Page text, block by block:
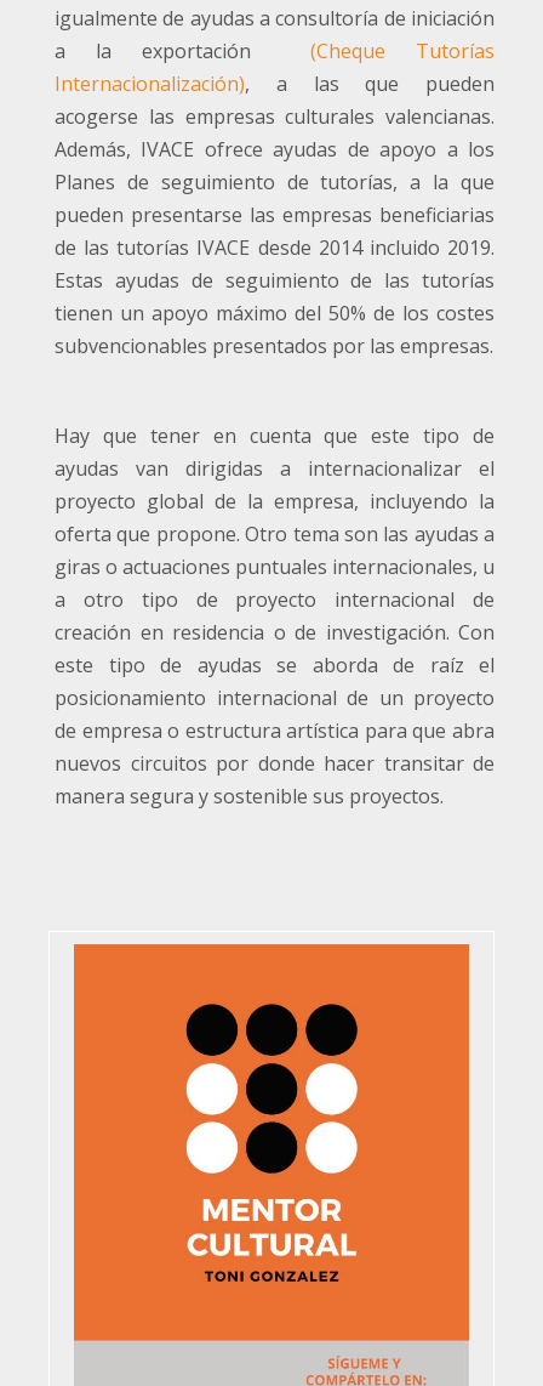
igualmente de ayudas a consultoría de iniciación
a la exportación(Cheque Tutorías
Internacionalización), a las que pueden
acogerse las empresas culturales valencianas.
Además, IVACE ofrece ayudas de apoyo a los
Planes de seguimiento de tutorías, a la que
pueden presentarse las empresas beneficiarias
de las tutorías IVACE desde 2014 incluido 2019.
Estas ayudas de seguimiento de las tutorías
tienen un apoyo máximo del 50% de los costes
subvencionables presentados por las empresas.
Hay que tener en cuenta que este tipo de
ayudas van dirigidas a internacionalizar el
proyecto global de la empresa, incluyendo la
oferta que propone. Otro tema son las ayudas a
giras o actuaciones puntuales internacionales, u
a otro tipo de proyecto internacional de
creación en residencia o de investigación. Con
este tipo de ayudas se aborda de raíz el
posicionamiento internacional de un proyecto
de empresa o estructura artística para que abra
nuevos circuitos por donde hacer transitar de
manera segura y sostenible sus proyectos.